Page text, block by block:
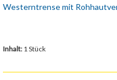
Westerntrense mit
Inhalt: 1 Stück